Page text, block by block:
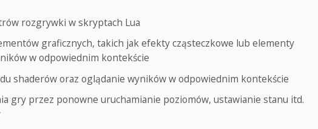
rozgrywki w skryptach Lua
graficznych, takich jak efekty cząsteczkowe lub elementy
w odpowiednim kontekście
shaderów oraz oglądanie wyników w odpowiednim kontekście
gry przez ponowne uruchamianie poziomów, ustawianie stanu itd.